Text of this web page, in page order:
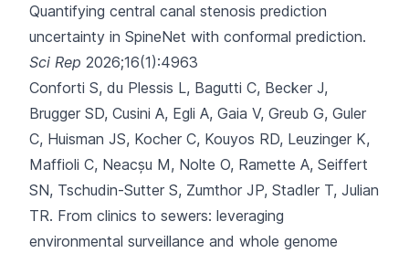
Quantifying central canal stenosis prediction
uncertainty in SpineNet with conformal prediction.
Sci Rep 2026;16(1):4963
Conforti S, du Plessis L, Bagutti C, Becker J,
Brugger SD, Cusini A, Egli A, Gaia V, Greub G, Guler
C, Huisman JS, Kocher C, Kouyos RD, Leuzinger K,
Maffioli C, Neacșu M, Nolte O, Ramette A, Seiffert
SN, Tschudin-Sutter S, Zumthor JP, Stadler T, Julian
TR. From clinics to sewers: leveraging
environmental surveillance and whole genome